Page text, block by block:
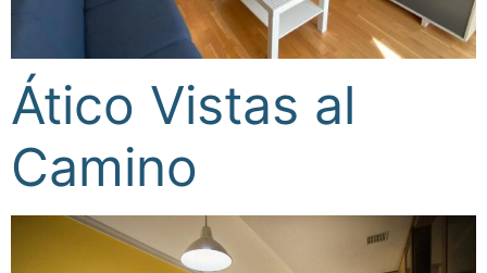
Ático Vistas al
Camino